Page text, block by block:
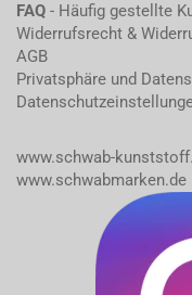
FAQ - Häufig gestellte
Widerrufsrecht &
AGB
Privatsphäre und
www.schwab-
www.schwabmarken.de